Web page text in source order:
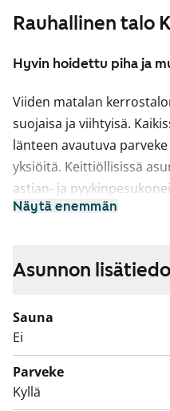
Rauhallinen talo
Hyvin hoidettu piha ja
Viiden matalan
suojaisa ja viihtyisä.
länteen avautuva
yksiöitä. Keittiöllisissä
astian- ja
monipuoliset ja toimivat
Näytä enemmän
Asunnon
Sauna
Ei
Parveke
Kyllä